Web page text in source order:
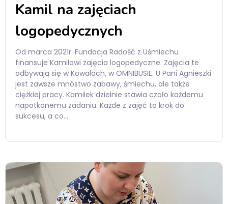
Kamil na zajęciach
logopedycznych
Od marca 2021r. Fundacja Radość z Uśmiechu
finansuje Kamilowi zajęcia logopedyczne. Zajęcia te
odbywają się w Kowalach, w OMNIBUSIE. U Pani Agnieszki
jest zawsze mnóstwo zabawy, śmiechu, ale także
ciężkiej pracy. Kamilek dzielnie stawia czoło każdemu
napotkanemu zadaniu. Każde z zajęć to krok do
sukcesu, a co…